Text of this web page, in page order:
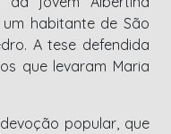
habitante de São
A tese defendida
que levaram Maria
popular, que